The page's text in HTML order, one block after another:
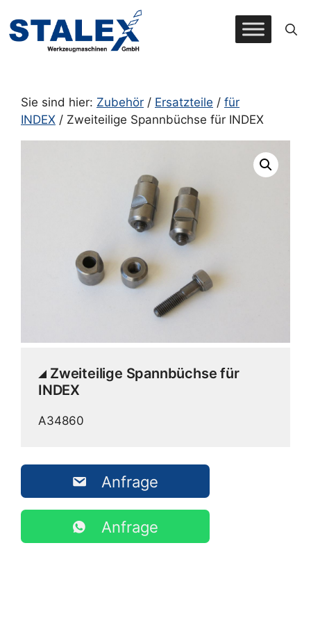
Inhalt
springen
Sie sind hier: Zubehör / Ersatzteile / für
INDEX / Zweiteilige Spannbüchse für INDEX
Zweiteilige Spannbüchse für
INDEX
A34860
Anfrage
Anfrage